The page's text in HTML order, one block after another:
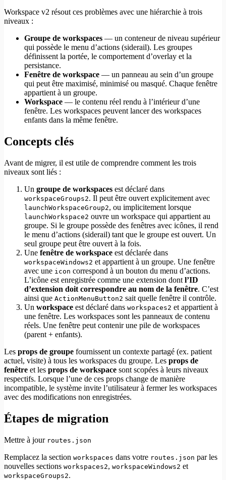
Workspace v2 résout ces problèmes avec une hiérarchie à trois
niveaux :
Groupe de workspaces — un conteneur de niveau supérieur
qui possède le menu d’actions (siderail). Les groupes
définissent la portée, le comportement d’overlay et la
persistance.
Fenêtre de workspace — un panneau au sein d’un groupe
qui peut être maximisé, minimisé ou masqué. Chaque fenêtre
appartient à un groupe.
Workspace — le contenu réel rendu à l’intérieur d’une
fenêtre. Les workspaces peuvent lancer des workspaces
enfants dans la même fenêtre.
Concepts clés
Avant de migrer, il est utile de comprendre comment les trois
niveaux sont liés :
Un groupe de workspaces est déclaré dans
workspaceGroups2. Il peut être ouvert explicitement avec
launchWorkspaceGroup2, ou implicitement lorsque
launchWorkspace2 ouvre un workspace qui appartient au
groupe. Si le groupe possède des fenêtres avec icônes, il rend
le menu d’actions (siderail) tant que le groupe est ouvert. Un
seul groupe peut être ouvert à la fois.
Une fenêtre de workspace est déclarée dans
workspaceWindows2 et appartient à un groupe. Une fenêtre
avec une icon correspond à un bouton du menu d’actions.
L’icône est enregistrée comme une extension dont l’ID
d’extension doit correspondre au nom de la fenêtre. C’est
ainsi que ActionMenuButton2 sait quelle fenêtre il contrôle.
Un workspace est déclaré dans workspaces2 et appartient à
une fenêtre. Les workspaces sont les panneaux de contenu
réels. Une fenêtre peut contenir une pile de workspaces
(parent + enfants).
Les props de groupe fournissent un contexte partagé (ex. patient
actuel, visite) à tous les workspaces du groupe. Les props de
fenêtre et les props de workspace sont scopées à leurs niveaux
respectifs. Lorsque l’une de ces props change de manière
incompatible, le système invite l’utilisateur à fermer les workspaces
avec des modifications non enregistrées.
Étapes de migration
Mettre à jour routes.json
Remplacez la section workspaces dans votre routes.json par les
nouvelles sections workspaces2, workspaceWindows2 et
workspaceGroups2.